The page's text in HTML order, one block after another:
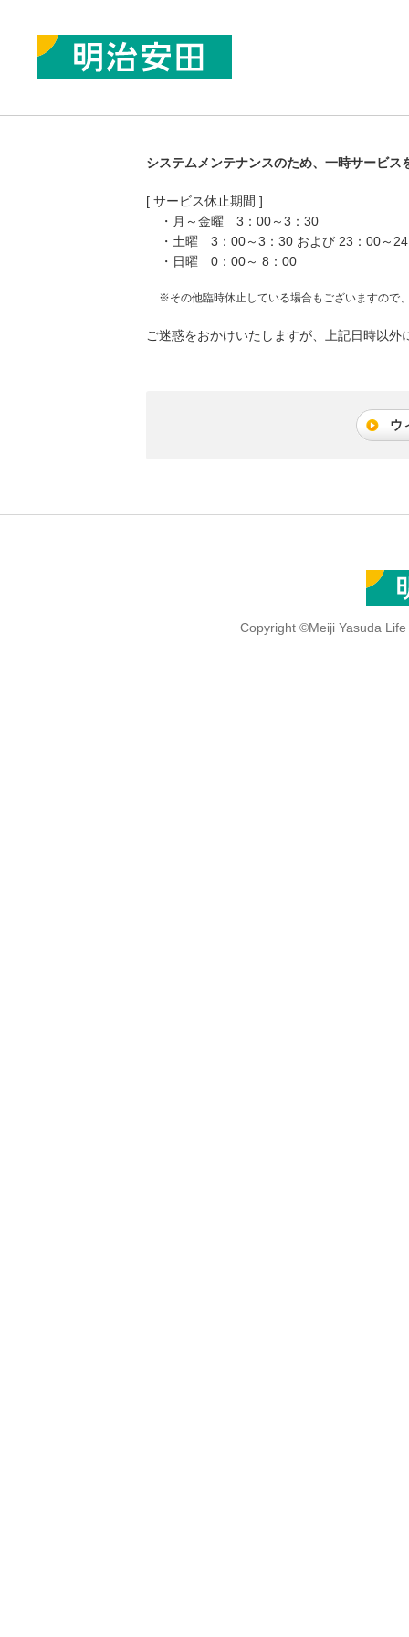
システムメンテナンスのため、一時サービス
[ サービス休止期間 ]
・月～金曜 3：00～3：30
・土曜 3：00～3：30 および 23：00～
・日曜 0：00～ 8：00
※その他臨時休止している場合もございますので
ご迷惑をおかけいたしますが、上記日時以
ウ
Copyright ©Meiji Yasuda